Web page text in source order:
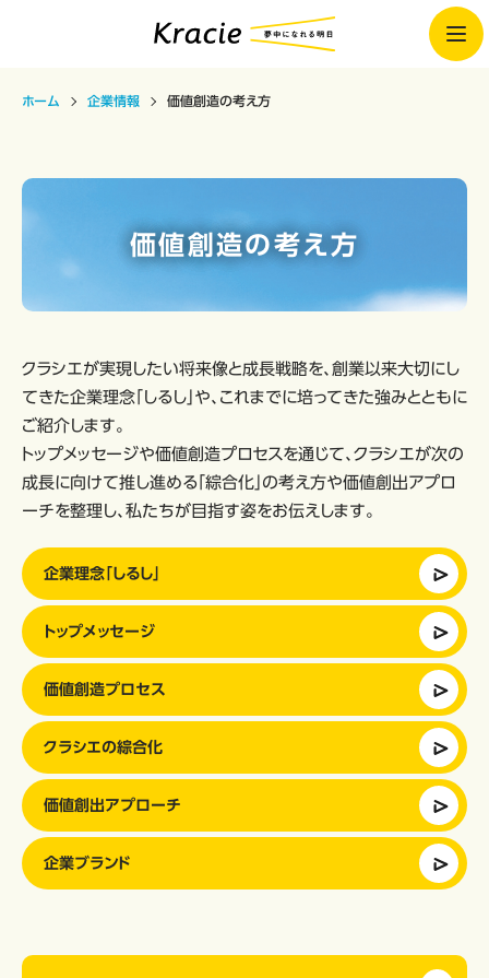
ホーム 企業情報 価値創造の考え方
価値創造の考え方
クラシエが実現したい将来像と成長戦略を、創業以来大切にし
てきた企業理念「しるし」や、これまでに培ってきた強みとともに
ご紹介します。
トップメッセージや価値創造プロセスを通じて、クラシエが次の
成長に向けて推し進める「綜合化」の考え方や価値創出アプロ
ーチを整理し、私たちが目指す姿をお伝えします。
企業理念「しるし」
トップメッセージ
価値創造プロセス
クラシエの綜合化
価値創出アプローチ
企業ブランド